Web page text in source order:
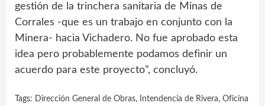
gestión de la trinchera sanitaria de Minas de
Corrales -que es un trabajo en conjunto con la
Minera- hacia Vichadero. No fue aprobado esta
idea pero probablemente podamos definir un
acuerdo para este proyecto”, concluyó.
Tags: Dirección General de Obras, Intendencia de Rivera, Oficina